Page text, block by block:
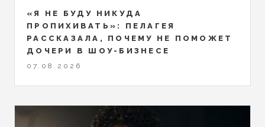
«Я НЕ БУДУ НИКУДА
ПРОПИХИВАТЬ»: ПЕЛАГЕЯ
РАССКАЗАЛА, ПОЧЕМУ НЕ ПОМОЖЕТ
ДОЧЕРИ В ШОУ-БИЗНЕСЕ
07.08.2026